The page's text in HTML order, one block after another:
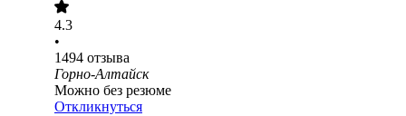
4.3
•
1494 отзыва
Горно-Алтайск
Можно без резюме
Откликнуться